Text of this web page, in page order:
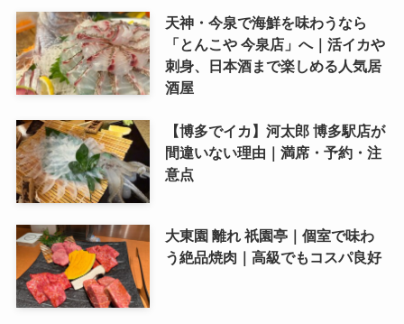
天神・今泉で海鮮を味わうなら
「とんこや 今泉店」へ｜活イカや
刺身、日本酒まで楽しめる人気居
酒屋
【博多でイカ】河太郎 博多駅店が
間違いない理由｜満席・予約・注
意点
大東園 離れ 祇園亭｜個室で味わ
う絶品焼肉｜高級でもコスパ良好